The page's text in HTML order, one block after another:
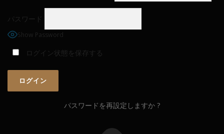
パスワード
Show Password
ログイン状態を保存する
パスワードを再設定しますか ?